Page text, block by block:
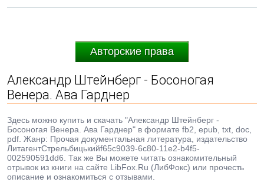
Авторские права
Александр Штейнберг - Босоногая
Венера. Ава Гарднер
Здесь можно купить и скачать "Александр Штейнберг -
Босоногая Венера. Ава Гарднер" в формате fb2, epub, txt, doc,
pdf. Жанр: Прочая документальная литература, издательство
ЛитагентСтрельбицькийf65c9039-6c80-11e2-b4f5-
002590591dd6. Так же Вы можете читать ознакомительный
отрывок из книги на сайте LibFox.Ru (ЛибФокс) или прочесть
описание и ознакомиться с отзывами.